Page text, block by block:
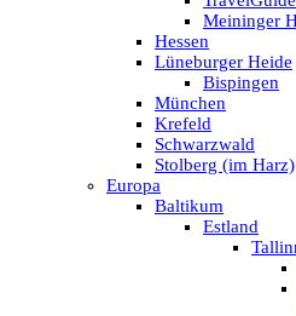
Meininger
Hessen
Lüneburger Heide
Bispingen
München
Krefeld
Schwarzwald
Stolberg (im Harz)
Europa
Baltikum
Estland